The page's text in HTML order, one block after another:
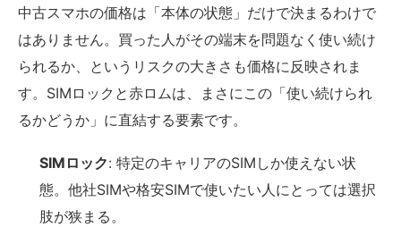
中古スマホの価格は「本体の状態」だけで決まるわけで
はありません。買った人がその端末を問題なく使い続け
られるか、というリスクの大きさも価格に反映されま
す。SIMロックと赤ロムは、まさにこの「使い続けられ
るかどうか」に直結する要素です。
SIMロック: 特定のキャリアのSIMしか使えない状
態。他社SIMや格安SIMで使いたい人にとっては選択
肢が狭まる。